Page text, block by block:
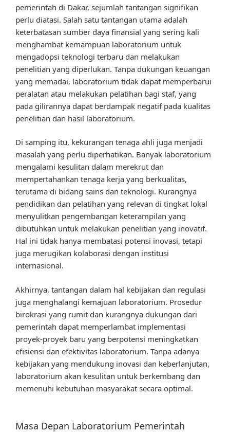
pemerintah di Dakar, sejumlah tantangan signifikan
perlu diatasi. Salah satu tantangan utama adalah
keterbatasan sumber daya finansial yang sering kali
menghambat kemampuan laboratorium untuk
mengadopsi teknologi terbaru dan melakukan
penelitian yang diperlukan. Tanpa dukungan keuangan
yang memadai, laboratorium tidak dapat memperbarui
peralatan atau melakukan pelatihan bagi staf, yang
pada gilirannya dapat berdampak negatif pada kualitas
penelitian dan hasil laboratorium.
Di samping itu, kekurangan tenaga ahli juga menjadi
masalah yang perlu diperhatikan. Banyak laboratorium
mengalami kesulitan dalam merekrut dan
mempertahankan tenaga kerja yang berkualitas,
terutama di bidang sains dan teknologi. Kurangnya
pendidikan dan pelatihan yang relevan di tingkat lokal
menyulitkan pengembangan keterampilan yang
dibutuhkan untuk melakukan penelitian yang inovatif.
Hal ini tidak hanya membatasi potensi inovasi, tetapi
juga merugikan kolaborasi dengan institusi
internasional.
Akhirnya, tantangan dalam hal kebijakan dan regulasi
juga menghalangi kemajuan laboratorium. Prosedur
birokrasi yang rumit dan kurangnya dukungan dari
pemerintah dapat memperlambat implementasi
proyek-proyek baru yang berpotensi meningkatkan
efisiensi dan efektivitas laboratorium. Tanpa adanya
kebijakan yang mendukung inovasi dan keberlanjutan,
laboratorium akan kesulitan untuk berkembang dan
memenuhi kebutuhan masyarakat secara optimal.
Masa Depan Laboratorium Pemerintah